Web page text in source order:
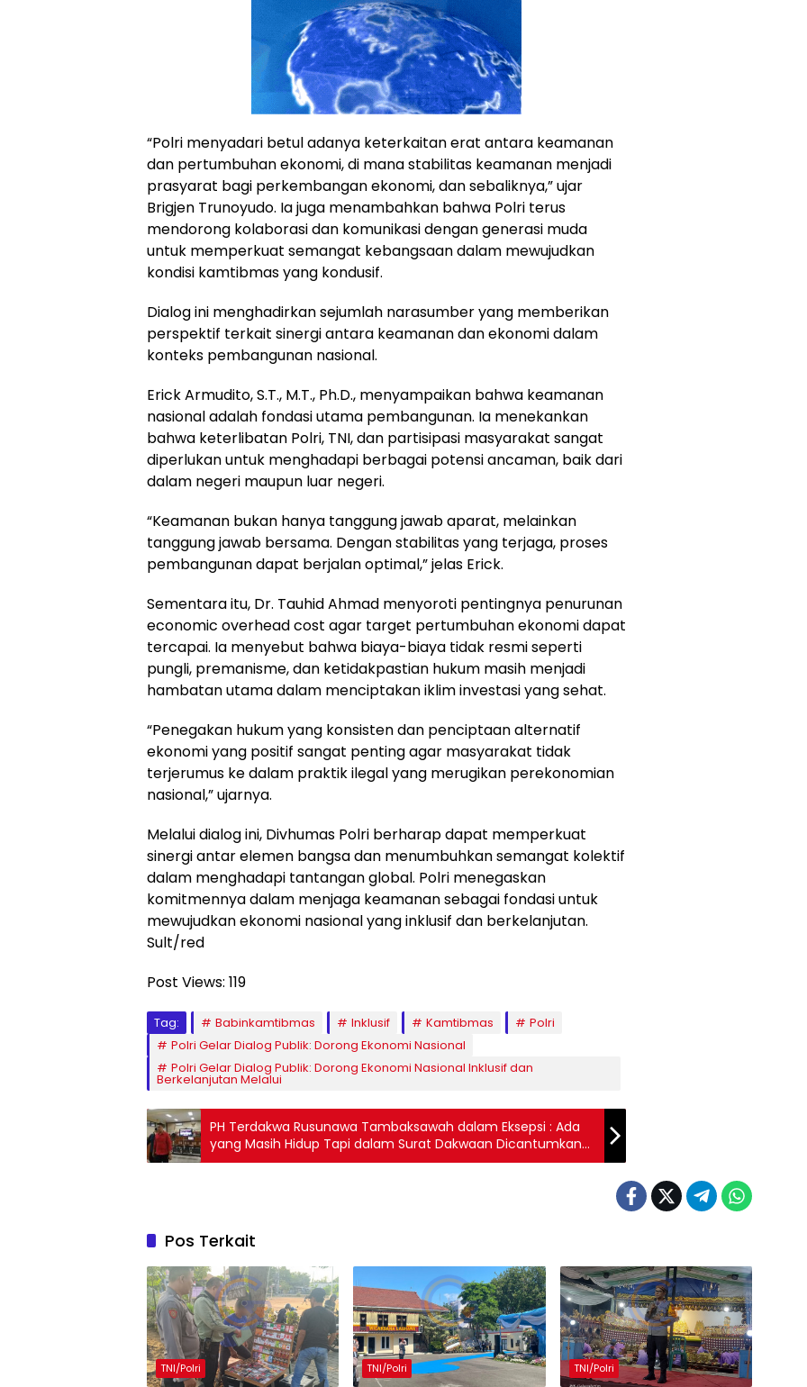
“Polri menyadari betul adanya keterkaitan erat antara keamanan
dan pertumbuhan ekonomi, di mana stabilitas keamanan menjadi
prasyarat bagi perkembangan ekonomi, dan sebaliknya,” ujar
Brigjen Trunoyudo. Ia juga menambahkan bahwa Polri terus
mendorong kolaborasi dan komunikasi dengan generasi muda
untuk memperkuat semangat kebangsaan dalam mewujudkan
kondisi kamtibmas yang kondusif.
Dialog ini menghadirkan sejumlah narasumber yang memberikan
perspektif terkait sinergi antara keamanan dan ekonomi dalam
konteks pembangunan nasional.
Erick Armudito, S.T., M.T., Ph.D., menyampaikan bahwa keamanan
nasional adalah fondasi utama pembangunan. Ia menekankan
bahwa keterlibatan Polri, TNI, dan partisipasi masyarakat sangat
diperlukan untuk menghadapi berbagai potensi ancaman, baik dari
dalam negeri maupun luar negeri.
“Keamanan bukan hanya tanggung jawab aparat, melainkan
tanggung jawab bersama. Dengan stabilitas yang terjaga, proses
pembangunan dapat berjalan optimal,” jelas Erick.
Sementara itu, Dr. Tauhid Ahmad menyoroti pentingnya penurunan
economic overhead cost agar target pertumbuhan ekonomi dapat
tercapai. Ia menyebut bahwa biaya-biaya tidak resmi seperti
pungli, premanisme, dan ketidakpastian hukum masih menjadi
hambatan utama dalam menciptakan iklim investasi yang sehat.
“Penegakan hukum yang konsisten dan penciptaan alternatif
ekonomi yang positif sangat penting agar masyarakat tidak
terjerumus ke dalam praktik ilegal yang merugikan perekonomian
nasional,” ujarnya.
Melalui dialog ini, Divhumas Polri berharap dapat memperkuat
sinergi antar elemen bangsa dan menumbuhkan semangat kolektif
dalam menghadapi tantangan global. Polri menegaskan
komitmennya dalam menjaga keamanan sebagai fondasi untuk
mewujudkan ekonomi nasional yang inklusif dan berkelanjutan.
Sult/red
Post Views: 119
Tag: Babinkamtibmas Inklusif Kamtibmas
Polri
Polri Gelar Dialog Publik: Dorong Ekonomi Nasional
Polri Gelar Dialog Publik: Dorong Ekonomi Nasional Inklusif dan
Berkelanjutan Melalui
PH Terdakwa Rusunawa Tambaksawah dalam Eksepsi : Ada
yang Masih Hidup Tapi dalam Surat Dakwaan Dicantumkan
Sudah Meninggal
Pos Terkait
TNI/Polri TNI/Polri TNI/Polri